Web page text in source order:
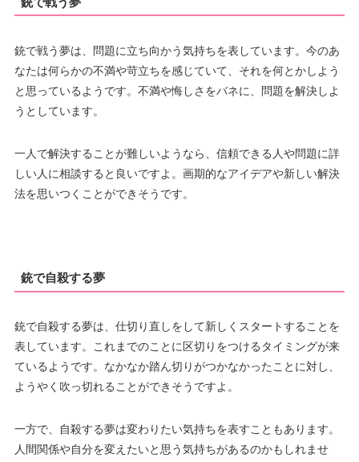
銃で戦う夢は、問題に立ち向かう気持ちを表しています。今のあ
なたは何らかの不満や苛立ちを感じていて、それを何とかしよう
と思っているようです。不満や悔しさをバネに、問題を解決しよ
うとしています。
一人で解決することが難しいようなら、信頼できる人や問題に詳
しい人に相談すると良いですよ。画期的なアイデアや新しい解決
法を思いつくことができそうです。
銃で自殺する夢
銃で自殺する夢は、仕切り直しをして新しくスタートすることを
表しています。これまでのことに区切りをつけるタイミングが来
ているようです。なかなか踏ん切りがつかなかったことに対し、
ようやく吹っ切れることができそうですよ。
一方で、自殺する夢は変わりたい気持ちを表すこともあります。
人間関係や自分を変えたいと思う気持ちがあるのかもしれませ